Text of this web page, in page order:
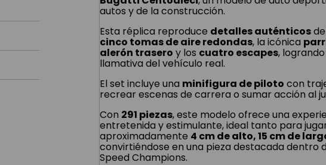
autos y de la construcción.
Esta réplica reproduce detalles auténticos
cinco tomas de aire redondas, la icónica
alerón trasero y los cuatro escapes,
llamativa del vehículo real.
El set incluye una minifigura de piloto con
recrear escenas de carrera o sumar acción al
Con 291 piezas, este modelo ofrece una
entretenida y estimulante, ideal tanto para
aproximadamente 4 cm de alto, 15 cm de
convirtiéndose en una pieza destacada dentro
Speed Champions.